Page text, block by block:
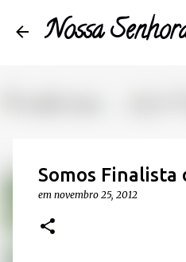
Nossa
Somos Finalista
em novembro 25, 2012